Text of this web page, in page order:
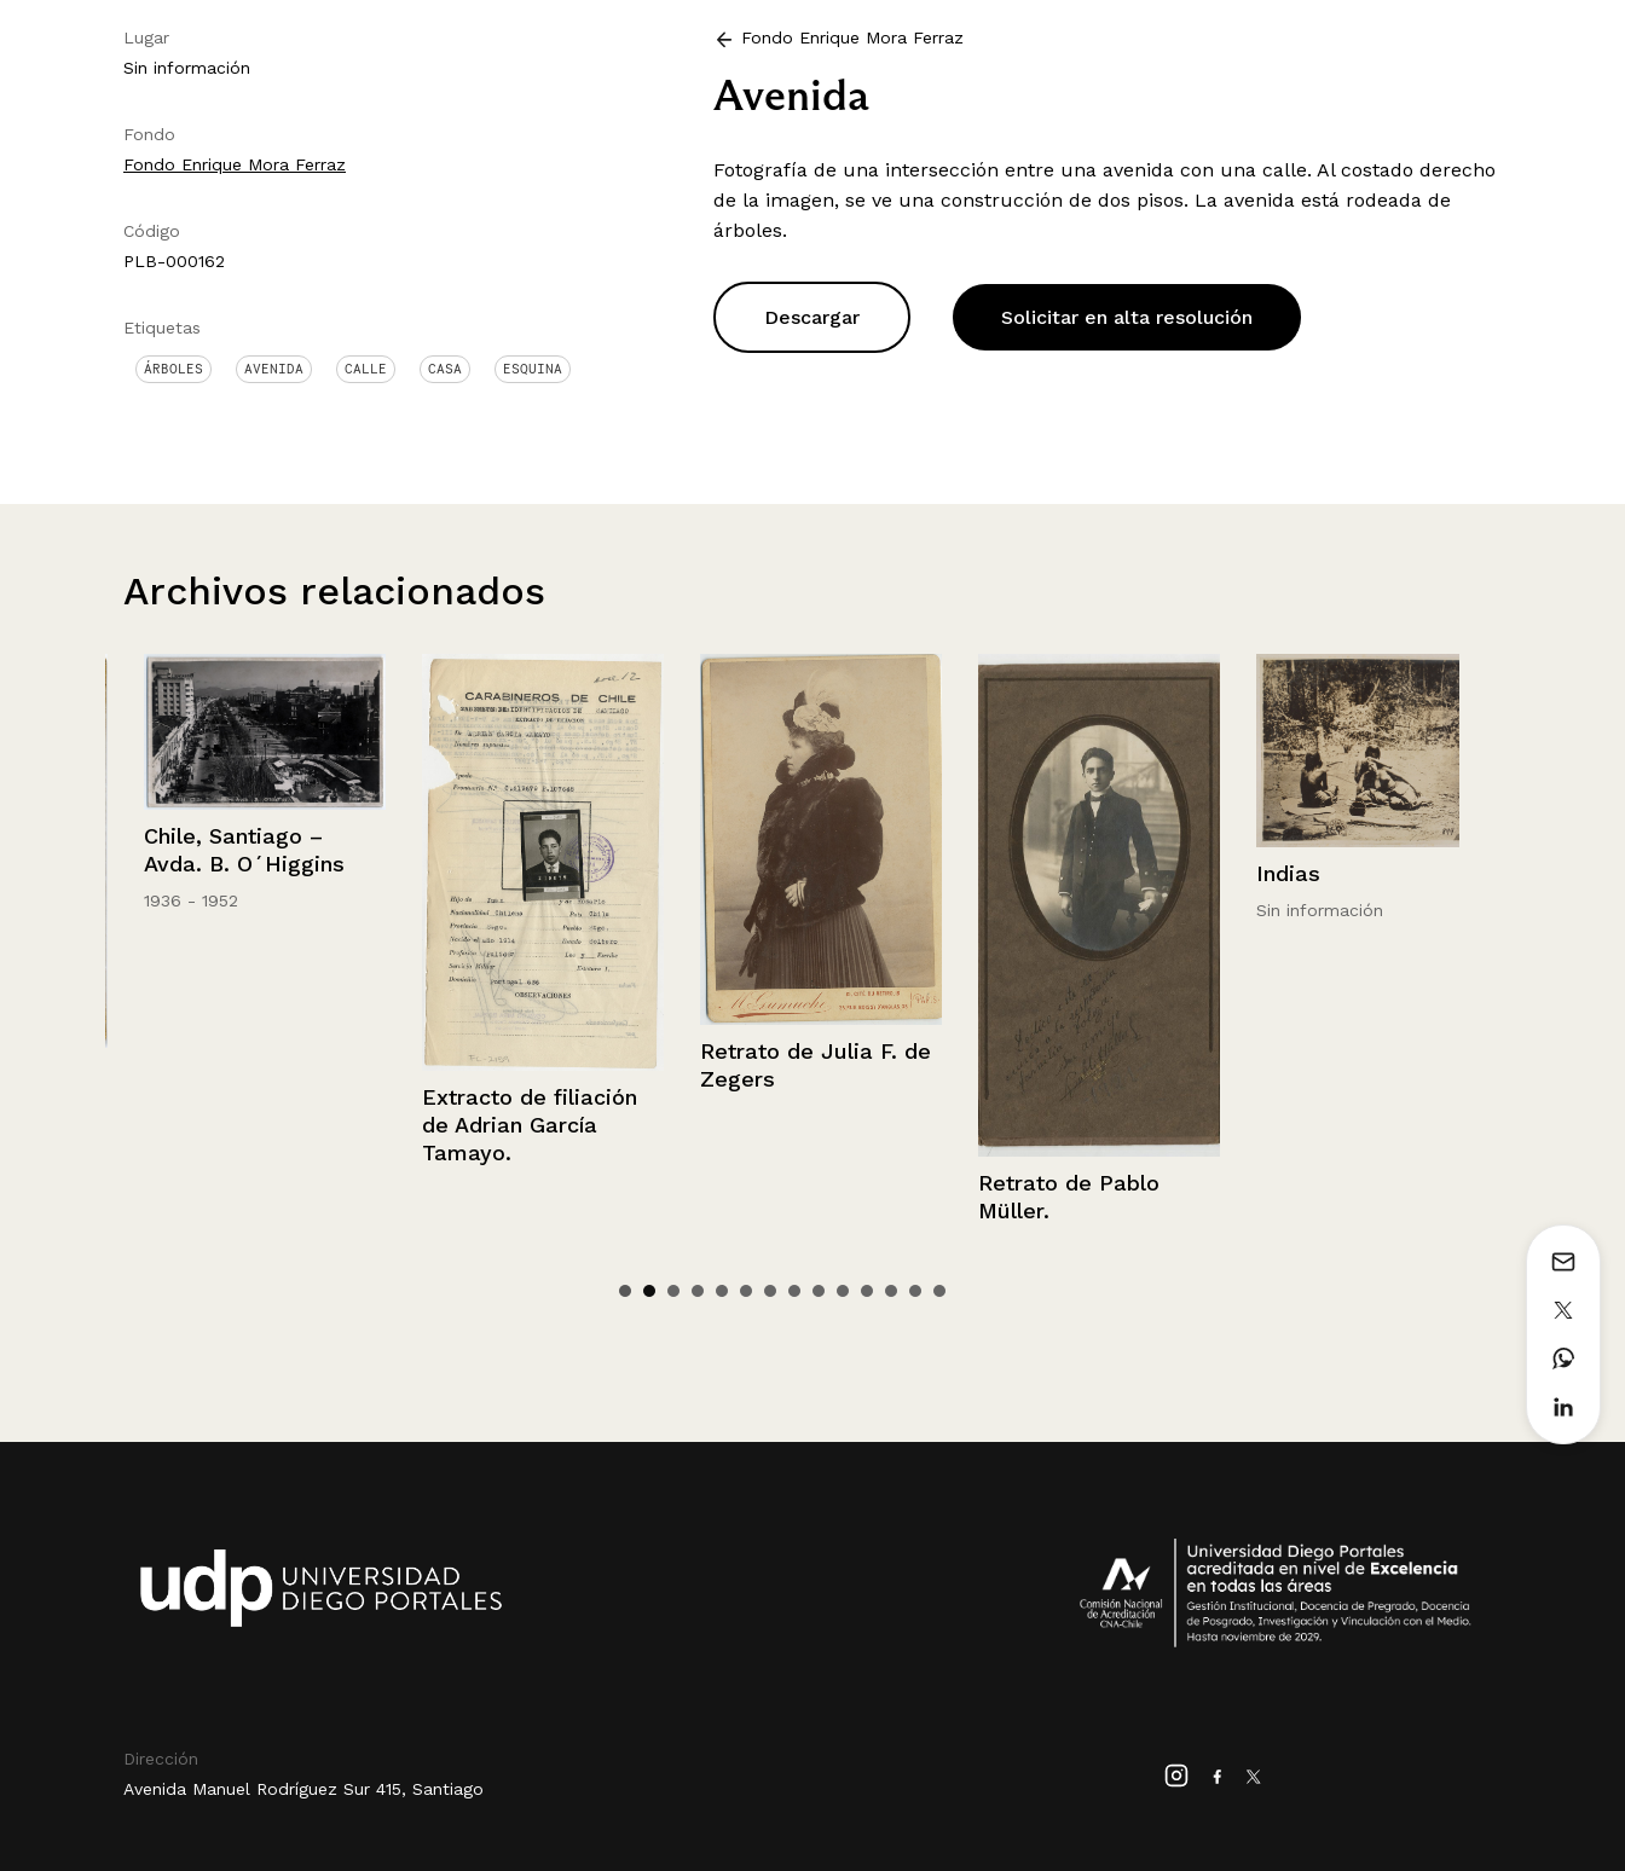
Lugar
Sin información
Fondo
Fondo Enrique Mora Ferraz
Código
PLB-000162
Etiquetas
ÁRBOLES AVENIDA CALLE CASA ESQUINA
Fondo Enrique Mora Ferraz
Avenida
Fotografía de una intersección entre una avenida con una calle. Al costado derecho
de la imagen, se ve una construcción de dos pisos. La avenida está rodeada de
árboles.
Descargar Solicitar en alta resolución
Archivos relacionados
Chile, Santiago –
Avda. B. O´Higgins
1936 - 1952
Extracto de filiación
de Adrian García
Tamayo.
Retrato de Julia F. de
Zegers
Retrato de Pablo
Müller.
Indias
Sin información
Dirección
Avenida Manuel Rodríguez Sur 415, Santiago